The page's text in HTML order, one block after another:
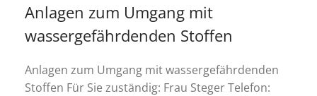
Anlagen zum Umgang mit
wassergefährdenden Stoffen
Anlagen zum Umgang mit wassergefährdenden
Stoffen Für Sie zuständig: Frau Steger Telefon: